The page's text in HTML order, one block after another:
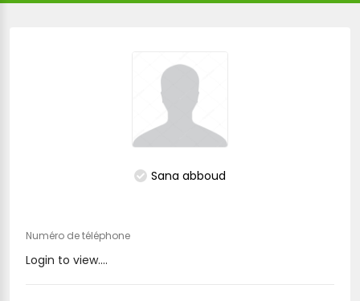
Sana abboud
Numéro de téléphone
Login to view....